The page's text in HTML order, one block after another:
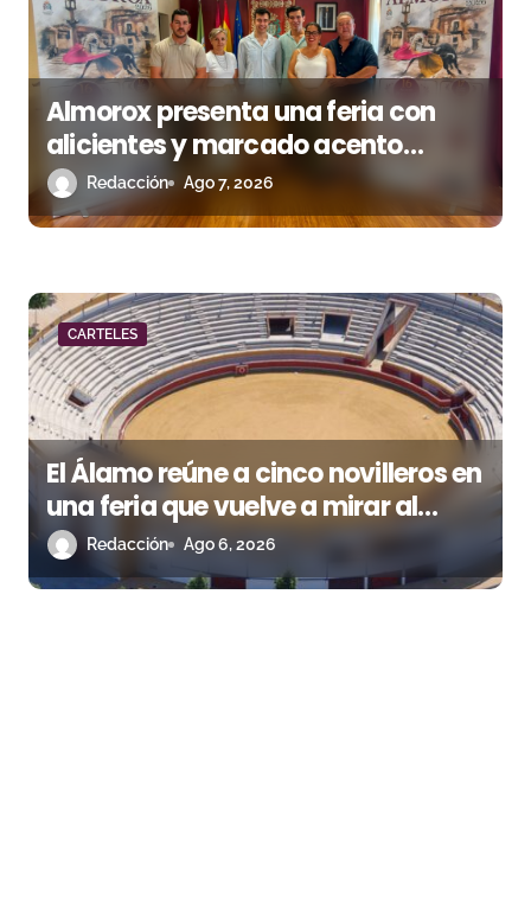
a
s
Almorox presenta una feria con
alicientes y marcado acento
toristaRedacción Ago 7, 2026
CARTELES
El Álamo reúne a cinco novilleros en
una feria que vuelve a mirar al
futuroRedacción Ago 6, 2026